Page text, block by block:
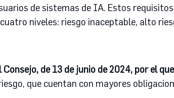
de sistemas de IA. Estos
niveles: riesgo inaceptable, alto
de 13 de junio de 2024, por el
que cuentan con mayores